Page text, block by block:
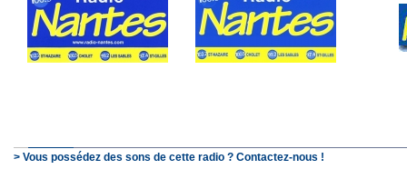
> Vous possédez des sons de cette radio ? Contactez-nous !